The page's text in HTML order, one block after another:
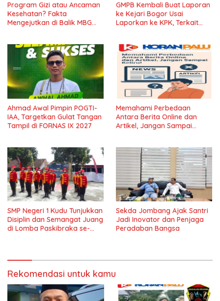
Program Gizi atau Ancaman
Kesehatan? Fakta
Mengejutkan di Balik MBG
GMPB Kembali Buat Laporan
ke Kejari Bogor Usai
Laporkan ke KPK, Terkait
Ahmad Awal Pimpin POGTI-
IAA, Targetkan Gulat Tangan
Tampil di FORNAS IX 2027
Memahami Perbedaan
Antara Berita Online dan
Artikel, Jangan Sampai
SMP Negeri 1 Kudu Tunjukkan
Disiplin dan Semangat Juang
di Lomba Paskibraka se-
Sekda Jombang Ajak Santri
Jadi Inovator dan Penjaga
Peradaban Bangsa
Rekomendasi untuk kamu